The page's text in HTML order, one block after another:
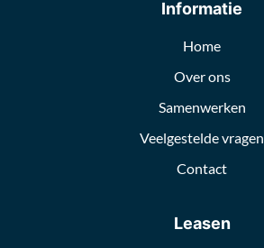
Informatie
Home
Over ons
Samenwerken
Veelgestelde vragen
Contact
Leasen